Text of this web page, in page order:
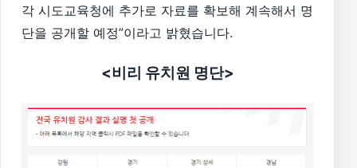
각 시도교육청에 추가로 자료를 확보해 계속해서 명
단을 공개할 예정”이라고 밝혔습니다.
<비리 유치원 명단>